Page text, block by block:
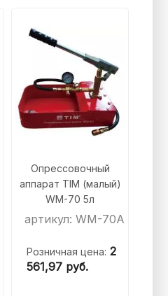
Опрессовочный
аппарат TIM (малый)
WM-70 5л
артикул: WM-70A
Розничная цена: 2
561,97 руб.